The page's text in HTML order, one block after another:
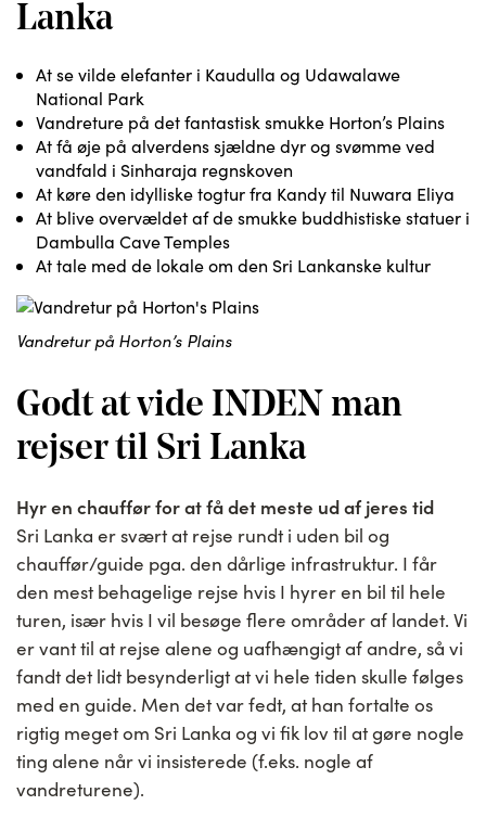
Lanka
At se vilde elefanter i Kaudulla og Udawalawe
National Park
Vandreture på det fantastisk smukke Horton’s Plains
At få øje på alverdens sjældne dyr og svømme ved
vandfald i Sinharaja regnskoven
At køre den idylliske togtur fra Kandy til Nuwara Eliya
At blive overvældet af de smukke buddhistiske statuer i
Dambulla Cave Temples
At tale med de lokale om den Sri Lankanske kultur
Vandretur på Horton’s Plains
Godt at vide INDEN man
rejser til Sri Lanka
Hyr en chauffør for at få det meste ud af jeres tid
Sri Lanka er svært at rejse rundt i uden bil og
chauffør/guide pga. den dårlige infrastruktur. I får
den mest behagelige rejse hvis I hyrer en bil til hele
turen, især hvis I vil besøge flere områder af landet. Vi
er vant til at rejse alene og uafhængigt af andre, så vi
fandt det lidt besynderligt at vi hele tiden skulle følges
med en guide. Men det var fedt, at han fortalte os
rigtig meget om Sri Lanka og vi fik lov til at gøre nogle
ting alene når vi insisterede (f.eks. nogle af
vandreturene).